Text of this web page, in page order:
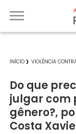
INÍCIO VIOLÊNCIA
Do que
julgar com
gênero?,
Costa